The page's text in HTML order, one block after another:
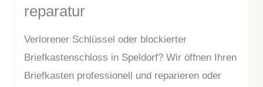
reparatur
Verlorener Schlüssel oder blockierter
Briefkastenschloss in Speldorf? Wir öffnen Ihren
Briefkasten professionell und reparieren oder